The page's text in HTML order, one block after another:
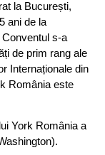
la București,
ani de la
s-a
de prim rang ale
Internaționale din
România este
York România a